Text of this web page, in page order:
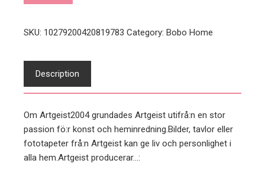
SKU: 10279200420819783 Category: Bobo Home
Description
Om Artgeist2004 grundades Artgeist utifrå:n en stor
passion fö:r konst och heminredning.Bilder, tavlor eller
fototapeter frå:n Artgeist kan ge liv och personlighet i
alla hem.Artgeist producerar…: